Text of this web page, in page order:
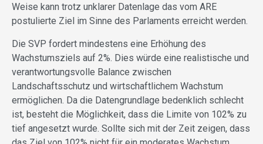
Weise kann trotz unklarer Datenlage das vom ARE
postulierte Ziel im Sinne des Parlaments erreicht werden.
Die SVP fordert mindestens eine Erhöhung des
Wachstumsziels auf 2%. Dies würde eine realistische und
verantwortungsvolle Balance zwischen
Landschaftsschutz und wirtschaftlichem Wachstum
ermöglichen. Da die Datengrundlage bedenklich schlecht
ist, besteht die Möglichkeit, dass die Limite von 102% zu
tief angesetzt wurde. Sollte sich mit der Zeit zeigen, dass